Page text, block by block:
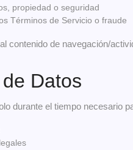
propiedad o seguridad
Términos de Servicio o fraude
contenido de navegación/
Datos
durante el tiempo necesario